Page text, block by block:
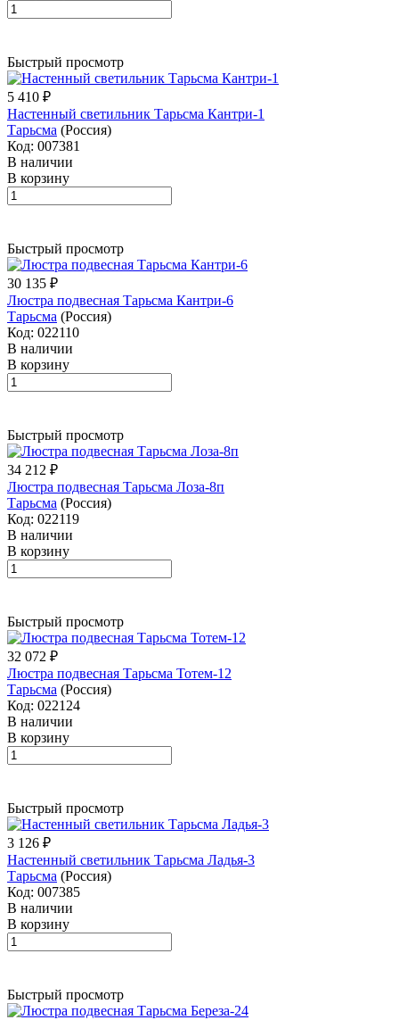
Быстрый просмотр
5 410 ₽
Настенный светильник Тарьсма Кантри-1
Тарьсма (Россия)
Код: 007381
В наличии
В корзину
Быстрый просмотр
30 135 ₽
Люстра подвесная Тарьсма Кантри-6
Тарьсма (Россия)
Код: 022110
В наличии
В корзину
Быстрый просмотр
34 212 ₽
Люстра подвесная Тарьсма Лоза-8п
Тарьсма (Россия)
Код: 022119
В наличии
В корзину
Быстрый просмотр
32 072 ₽
Люстра подвесная Тарьсма Тотем-12
Тарьсма (Россия)
Код: 022124
В наличии
В корзину
Быстрый просмотр
3 126 ₽
Настенный светильник Тарьсма Ладья-3
Тарьсма (Россия)
Код: 007385
В наличии
В корзину
Быстрый просмотр